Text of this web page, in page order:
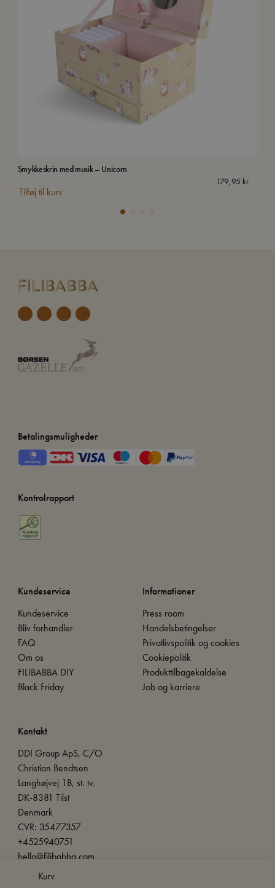
Kurv
Smykkeskrin med musik – Unicorn
179,95 kr.
Tilføj til kurv
Betalingsmuligheder
Kontrolrapport
Kundeservice
Kundeservice
Bliv forhandler
FAQ
Om os
FILIBABBA DIY
Black Friday
Informationer
Press room
Handelsbetingelser
Privatlivspolitik og cookies
Cookiepolitik
Produkttilbagekaldelse
Job og karriere
Kontakt
DDI Group ApS, C/O
Christian Bendtsen
Langhøjvej 1B, st. tv.
DK-8381 Tilst
Denmark
CVR: 35477357
+4525940751
hello@filibabba.com